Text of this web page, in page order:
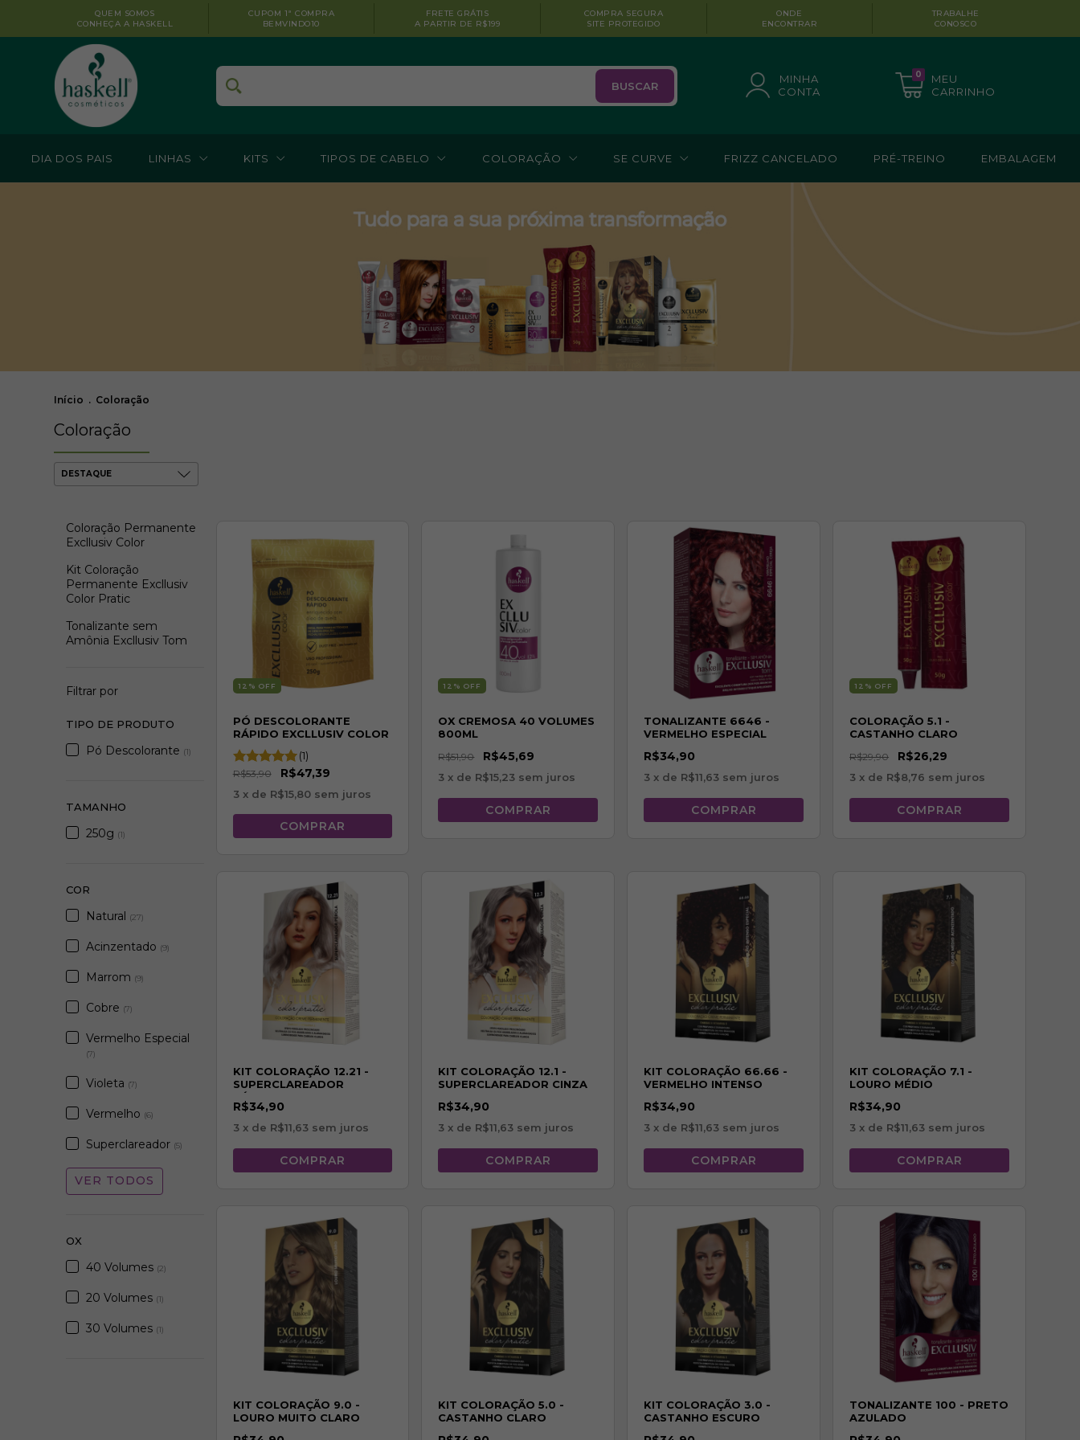
QUEM SOMOS
CONHEÇA A HASKELL
CUPOM 1ª COMPRA
BEMVINDO10
FRETE GRÁTIS
A PARTIR DE R$199
COMPRA SEGURA
SITE PROTEGIDO
ONDE
ENCONTRAR
TRABALHE
CONOSCO
BUSCAR
MINHA
CONTA
MEU
CARRINHO
0
DIA DOS PAIS LINHAS KITS TIPOS DE CABELO COLORAÇÃO SE CURVE FRIZZ CANCELADO PRÉ-TREINO EMBALAGEM
Início . Coloração
Coloração
Coloração Permanente
Excllusiv Color
Kit Coloração
Permanente Excllusiv
Color Pratic
Tonalizante sem
Amônia Excllusiv Tom
Filtrar por
TIPO DE PRODUTO
Pó Descolorante (1)
TAMANHO
250g (1)
COR
Natural (27)
Acinzentado (9)
Marrom (9)
Cobre (7)
Vermelho Especial
(7)
Violeta (7)
Vermelho (6)
Superclareador (5)
VER TODOS
OX
40 Volumes (2)
20 Volumes (1)
30 Volumes (1)
12 % OFF
PÓ DESCOLORANTE
RÁPIDO EXCLLUSIV COLOR
(1)
R$53,90 R$47,39
3 x de R$15,80 sem juros
12 % OFF
OX CREMOSA 40 VOLUMES
800ML
R$51,90 R$45,69
3 x de R$15,23 sem juros
TONALIZANTE 6646 -
VERMELHO ESPECIAL
R$34,90
3 x de R$11,63 sem juros
12 % OFF
COLORAÇÃO 5.1 -
CASTANHO CLARO
R$29,90 R$26,29
3 x de R$8,76 sem juros
KIT COLORAÇÃO 12.21 -
SUPERCLAREADOR
PÉROLA
R$34,90
3 x de R$11,63 sem juros
KIT COLORAÇÃO 12.1 -
SUPERCLAREADOR CINZA
R$34,90
3 x de R$11,63 sem juros
KIT COLORAÇÃO 66.66 -
VERMELHO INTENSO
R$34,90
3 x de R$11,63 sem juros
KIT COLORAÇÃO 7.1 -
LOURO MÉDIO
R$34,90
3 x de R$11,63 sem juros
KIT COLORAÇÃO 9.0 -
LOURO MUITO CLARO
KIT COLORAÇÃO 5.0 -
CASTANHO CLARO
KIT COLORAÇÃO 3.0 -
CASTANHO ESCURO
TONALIZANTE 100 - PRETO
AZULADO